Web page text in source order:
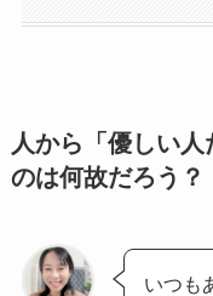
人から「優しい
のは何故だろう？
いつも